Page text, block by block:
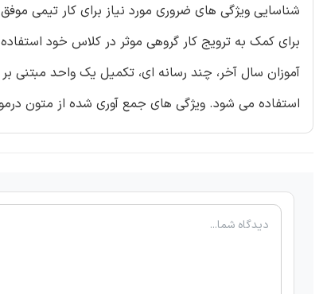
شناسایی ویژگی های ضروری مورد نیاز برای کار تیمی
برای کمک به ترویج کار گروهی موثر در کلاس خود
آموزان سال آخر، چند رسانه ای، تکمیل یک واحد مبتنی
استفاده می شود. ویژگی های جمع آوری شده از متون